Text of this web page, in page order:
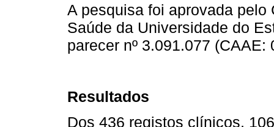
A pesquisa foi aprovada
Saúde da Universidade do
parecer nº 3.091.077
Resultados
Dos 436 registos clínicos,